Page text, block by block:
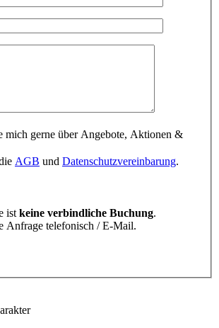
mich gerne über Angebote, Aktionen &
AGB und Datenschutzvereinbarung.
ist keine verbindliche Buchung.
Anfrage telefonisch / E-Mail.